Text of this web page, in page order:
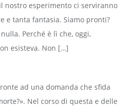
nostro esperimento ci serviranno
e tanta fantasia. Siamo pronti?
Perché è lì che, oggi,
esisteva. Non […]
ad una domanda che sfida
Nel corso di questa e delle